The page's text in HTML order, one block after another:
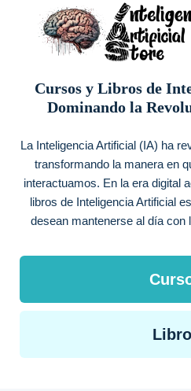
contenido
Cursos y Libros de
Dominando la
La Inteligencia Artificial (IA) ha
transformando la manera en
interactuamos. En la era digital
libros de Inteligencia Artificial
desean mantenerse al día con